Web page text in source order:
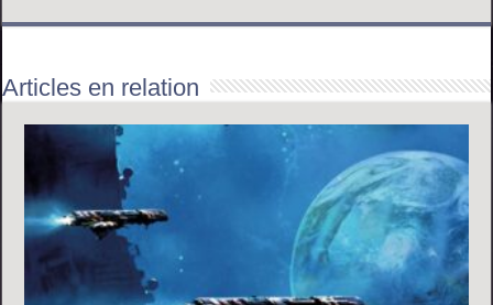
Articles en relation